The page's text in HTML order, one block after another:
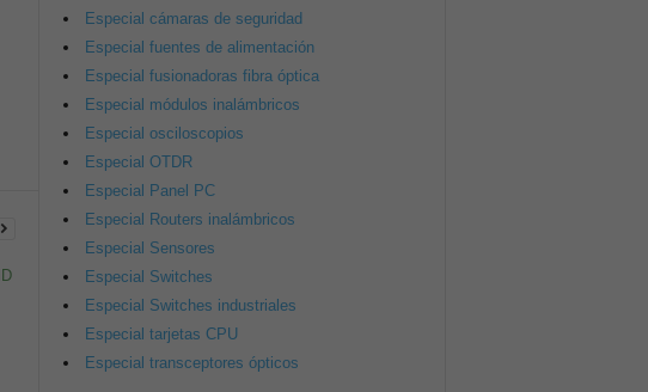
Especial cámaras de seguridad
Especial fuentes de alimentación
Especial fusionadoras fibra óptica
Especial módulos inalámbricos
Especial osciloscopios
Especial OTDR
Especial Panel PC
Especial Routers inalámbricos
Especial Sensores
Especial Switches
Especial Switches industriales
Especial tarjetas CPU
Especial transceptores ópticos